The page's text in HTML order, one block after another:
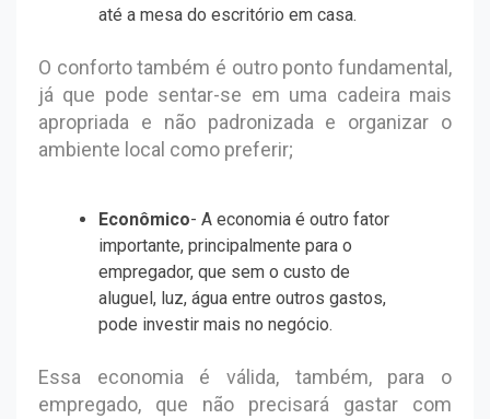
até a mesa do escritório em casa.
O conforto também é outro ponto fundamental,
já que pode sentar-se em uma cadeira mais
apropriada e não padronizada e organizar o
ambiente local como preferir;
Econômico- A economia é outro fator
importante, principalmente para o
empregador, que sem o custo de
aluguel, luz, água entre outros gastos,
pode investir mais no negócio.
Essa economia é válida, também, para o
empregado, que não precisará gastar com